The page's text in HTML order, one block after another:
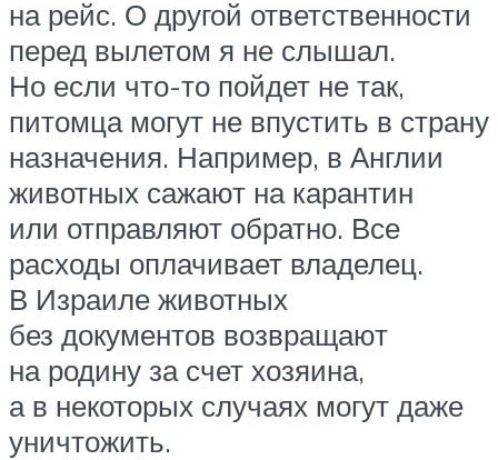
на рейс. О другой ответственности
перед вылетом я не слышал.
Но если что-то пойдет не так,
питомца могут не впустить в страну
назначения. Например, в Англии
животных сажают на карантин
или отправляют обратно. Все
расходы оплачивает владелец.
В Израиле животных
без документов возвращают
на родину за счет хозяина,
а в некоторых случаях могут даже
уничтожить.